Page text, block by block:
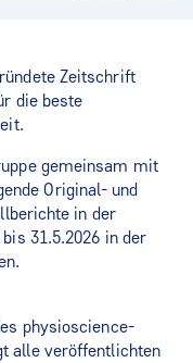
Zeitschrift
die beste
gemeinsam mit
Original- und
in der
31.5.2026 in der
physioscience-
alle veröffentlichten